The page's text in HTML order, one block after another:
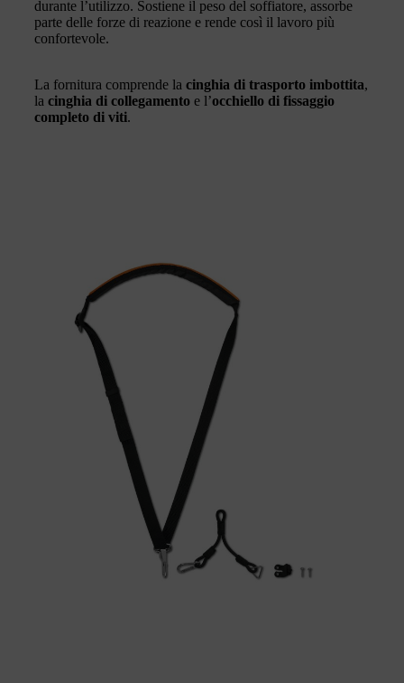
durante l’utilizzo. Sostiene il peso del soffiatore, assorbe
parte delle forze di reazione e rende così il lavoro più
confortevole.
La fornitura comprende la cinghia di trasporto imbottita,
la cinghia di collegamento e l’occhiello di fissaggio
completo di viti.